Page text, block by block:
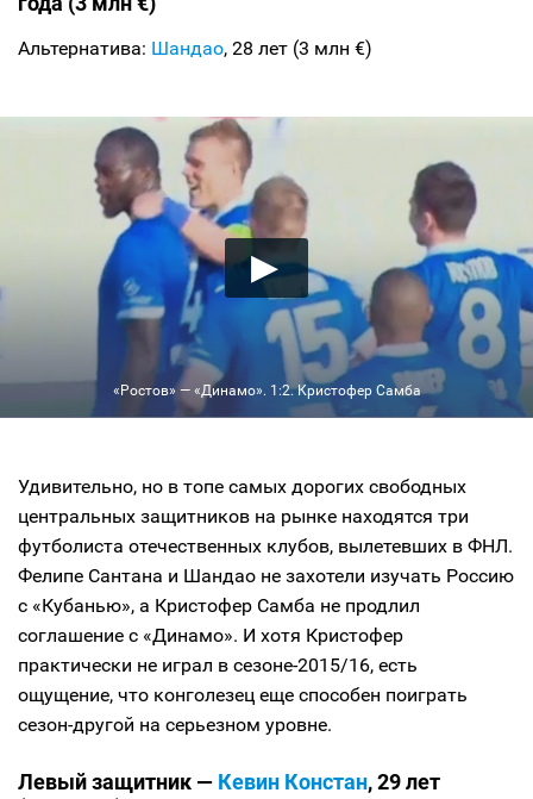
Альтернатива: Шандао, 28 лет (3 млн €)
«Ростов» — «Динамо». 1:2. Кристофер Самба
Удивительно, но в топе самых дорогих свободных
центральных защитников на рынке находятся три
футболиста отечественных клубов, вылетевших в ФНЛ.
Фелипе Сантана и Шандао не захотели изучать Россию
с «Кубанью», а Кристофер Самба не продлил
соглашение с «Динамо». И хотя Кристофер
практически не играл в сезоне-2015/16, есть
ощущение, что конголезец еще способен поиграть
сезон-другой на серьезном уровне.
Левый защитник — Кевин Констан, 29 лет